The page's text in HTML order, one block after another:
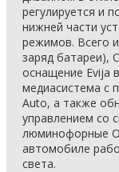
регулируется и
нижней части
режимов. Всего
заряд батареи),
оснащение Evija
медиасистема с
Auto, а также
управлением со
люминофорные
автомобиле
света.